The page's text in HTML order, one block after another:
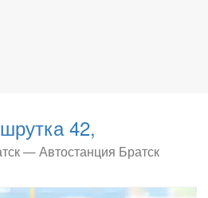
42,
— Автостанция Братск